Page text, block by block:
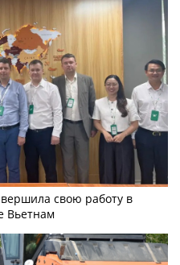
свою работу в
Вьетнам